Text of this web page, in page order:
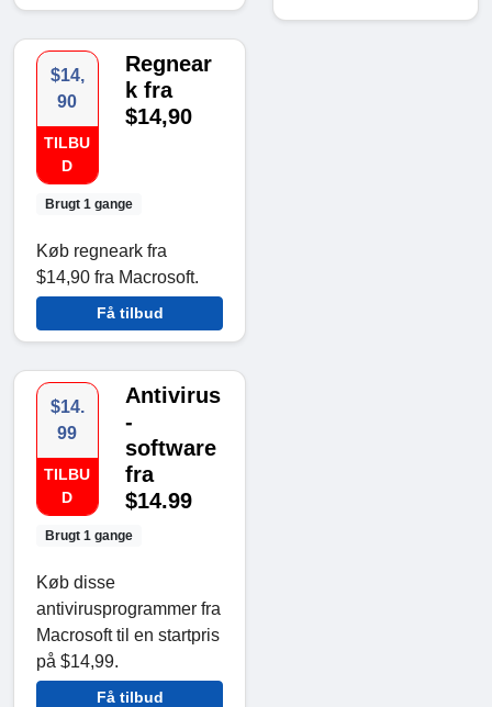
$14,
90
TILBU
D
Brugt 1 gange
Regnear
k fra
$14,90
Køb regneark fra
$14,90 fra Macrosoft.
Få tilbud
$14.
99
TILBU
D
Brugt 1 gange
Antivirus
-
software
fra
$14.99
Køb disse
antivirusprogrammer fra
Macrosoft til en startpris
på $14,99.
Få tilbud